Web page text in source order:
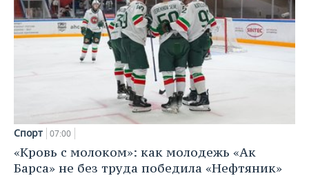
Спорт 07:00
«Кровь с молоком»: как молодежь «Ак
Барса» не без труда победила «Нефтяник»